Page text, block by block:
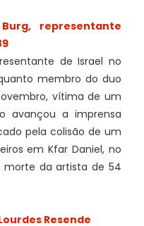
representante
de Israel no
membro do duo
vítima de um
avançou a imprensa
pela colisão de um
em Kfar Daniel, no
morte da artista de 54
Resende